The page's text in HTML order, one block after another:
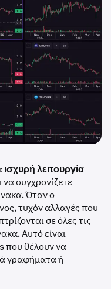
ισχυρή λειτουργία
συγχρονίζετε
Όταν ο
τυχόν αλλαγές που
σε όλες τις
Αυτό είναι
που θέλουν να
γραφήματα ή